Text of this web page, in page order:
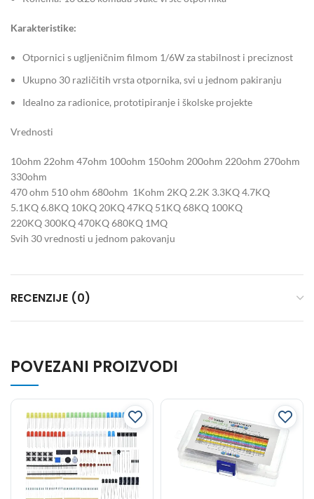
Karakteristike:
Otpornici s ugljeničnim filmom 1/6W za stabilnost i preciznost
Ukupno 30 različitih vrsta otpornika, svi u jednom pakiranju
Idealno za radionice, prototipiranje i školske projekte
Vrednosti
10ohm 22ohm 47ohm 100ohm 150ohm 200ohm 220ohm 270ohm
330ohm
470 ohm 510 ohm 680ohm 1Kohm 2KQ 2.2K 3.3KQ 4.7KQ
5.1KQ 6.8KQ 10KQ 20KQ 47KQ 51KQ 68KQ 100KQ
220KQ 300KQ 470KQ 680KQ 1MQ
Svih 30 vrednosti u jednom pakovanju
RECENZIJE (0)
POVEZANI PROIZVODI